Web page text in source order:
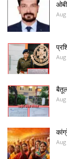
Aug
Aug
Aug
Aug